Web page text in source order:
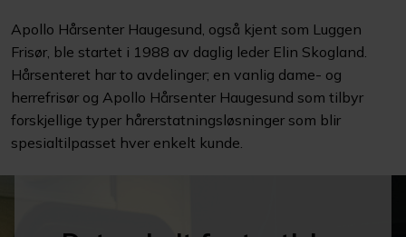
Apollo Hårsenter Haugesund, også kjent som Luggen
Frisør, ble startet i 1988 av daglig leder Elin Skogland.
Hårsenteret har to avdelinger; en vanlig dame- og
herrefrisør og Apollo Hårsenter Haugesund som tilbyr
forskjellige typer hårerstatningsløsninger som blir
spesialtilpasset hver enkelt kunde.